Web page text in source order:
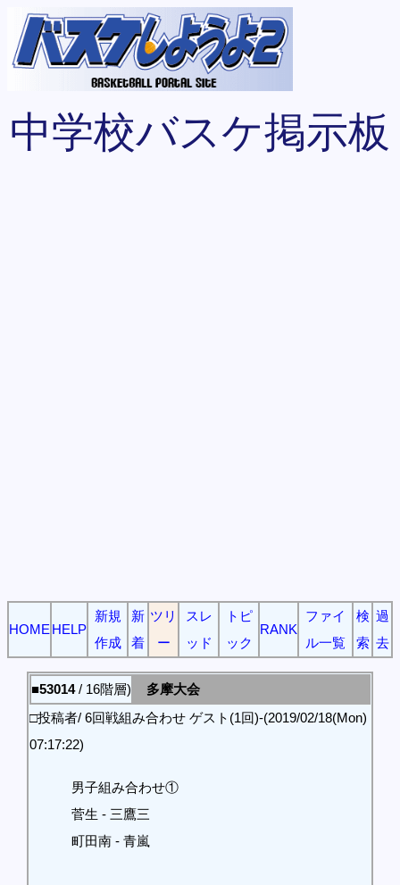
中学校バスケ掲示板
HOME HELP
新規
作成
新
着
ツリ
ー
スレ
ッド
トピ
ック
RANK
ファイ
ル一覧
検
索
過
去
■53014/ 16階層)
多摩大会
□投稿者/ 6回戦組み合わせ ゲスト(1回)-(2019/02/18(Mon)
07:17:22)
男子組み合わせ①
菅生 - 三鷹三
町田南 - 青嵐